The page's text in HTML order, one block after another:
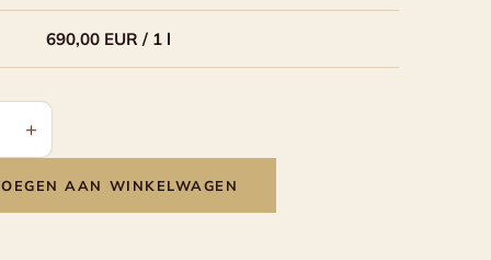
690,00 EUR / 1 l
+
AAN WINKELWAGEN